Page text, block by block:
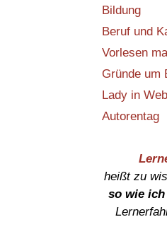
Bildung
Beruf und
Vorlesen
Gründe um
Lady in Web
Autorentag
heißt zu
so wie